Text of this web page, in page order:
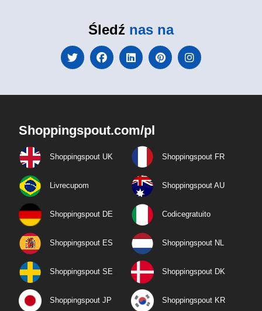
Śledź nas na
Shoppingspout.com/pl
Shoppingspout UK Shoppingspout FR
Livrecupom Shoppingspout AU
Shoppingspout DE Codicegratuito
Shoppingspout ES Shoppingspout NL
Shoppingspout SE Shoppingspout DK
Shoppingspout JP Shoppingspout KR